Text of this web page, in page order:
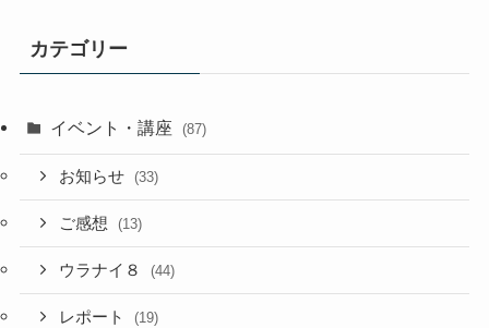
カテゴリー
イベント・講座 (87)
お知らせ (33)
ご感想 (13)
ウラナイ８ (44)
レポート (19)